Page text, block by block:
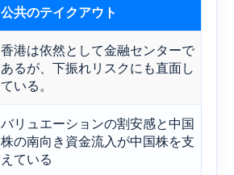
公共のテイクアウト
香港は依然として金融センターで
あるが、下振れリスクにも直面し
ている。
バリュエーションの割安感と中国
株の南向き資金流入が中国株を支
えている